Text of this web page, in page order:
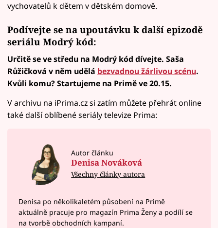
vychovatelů k dětem v dětském domově.
Podívejte se na upoutávku k další epizodě
seriálu Modrý kód:
Určitě se ve středu na Modrý kód dívejte. Saša
Růžičková v něm udělá bezvadnou žárlivou scénu.
Kvůli komu? Startujeme na Primě ve 20.15.
V archivu na iPrima.cz si zatím můžete přehrát online
také další oblíbené seriály televize Prima:
Autor článku
Denisa Nováková
Všechny články autora
Denisa po několikaletém působení na Primě
aktuálně pracuje pro magazín Prima Ženy a podílí se
na tvorbě obchodních kampaní.